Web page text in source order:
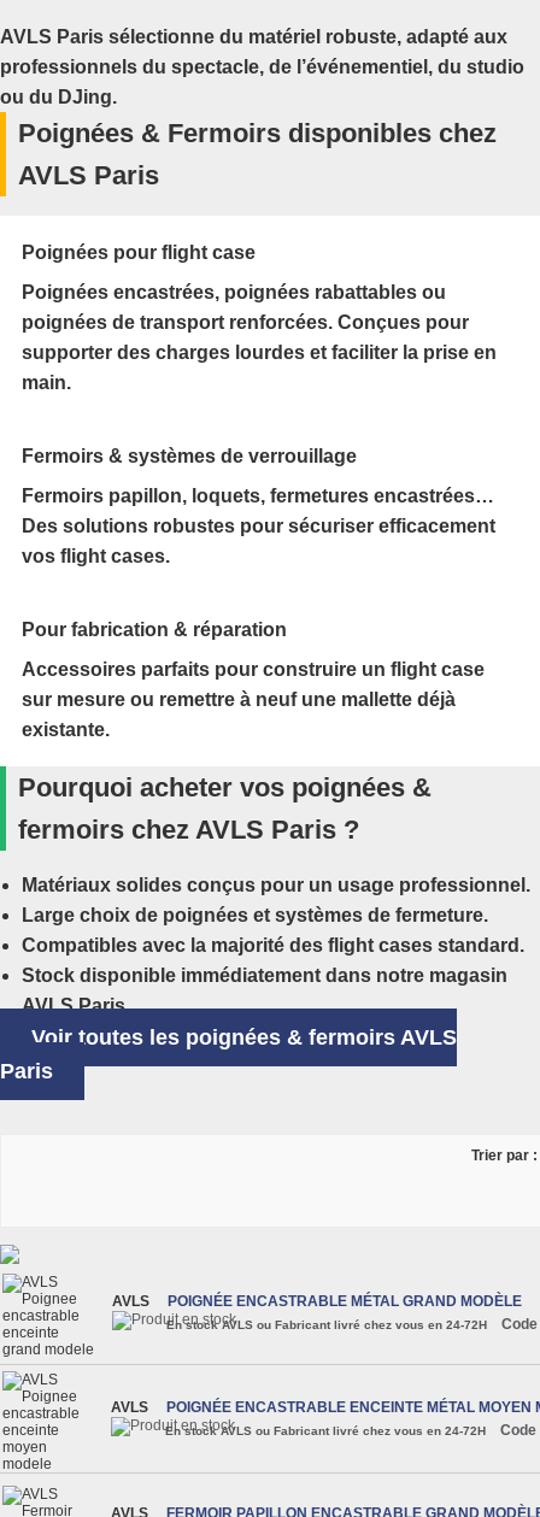
AVLS Paris sélectionne du matériel robuste, adapté aux
professionnels du spectacle, de l’événementiel, du studio
ou du DJing.
Poignées & Fermoirs disponibles chez
AVLS Paris
Poignées pour flight case
Poignées encastrées, poignées rabattables ou
poignées de transport renforcées. Conçues pour
supporter des charges lourdes et faciliter la prise en
main.
Fermoirs & systèmes de verrouillage
Fermoirs papillon, loquets, fermetures encastrées…
Des solutions robustes pour sécuriser efficacement
vos flight cases.
Pour fabrication & réparation
Accessoires parfaits pour construire un flight case
sur mesure ou remettre à neuf une mallette déjà
existante.
Pourquoi acheter vos poignées &
fermoirs chez AVLS Paris ?
Matériaux solides conçus pour un usage professionnel.
Large choix de poignées et systèmes de fermeture.
Compatibles avec la majorité des flight cases standard.
Stock disponible immédiatement dans notre magasin
AVLS Paris.
Voir toutes les poignées & fermoirs AVLS
Paris
Trier par :
AVLS POIGNÉE ENCASTRABLE MÉTAL GRAND MODÈLE
En stock AVLS ou Fabricant livré chez vous en 24-72H Code
AVLS POIGNÉE ENCASTRABLE ENCEINTE MÉTAL MOYEN
En stock AVLS ou Fabricant livré chez vous en 24-72H Code
AVLS FERMOIR PAPILLON ENCASTRABLE GRAND